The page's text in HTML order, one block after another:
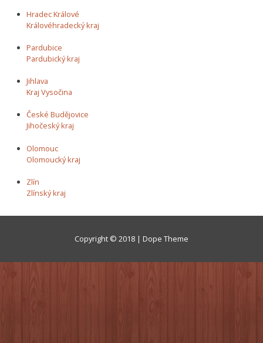
Hradec Králové
Královéhradecký kraj
Pardubice
Pardubický kraj
Jihlava
Kraj Vysočina
České Budějovice
Jihočeský kraj
Olomouc
Olomoucký kraj
Zlín
Zlínský kraj
Copyright © 2018 | Dope Theme